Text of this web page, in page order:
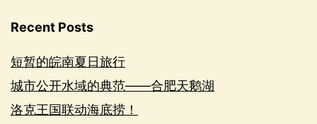
Recent Posts
短暂的皖南夏日旅行
城市公开水域的典范——合肥天鹅湖
洛克王国联动海底捞！